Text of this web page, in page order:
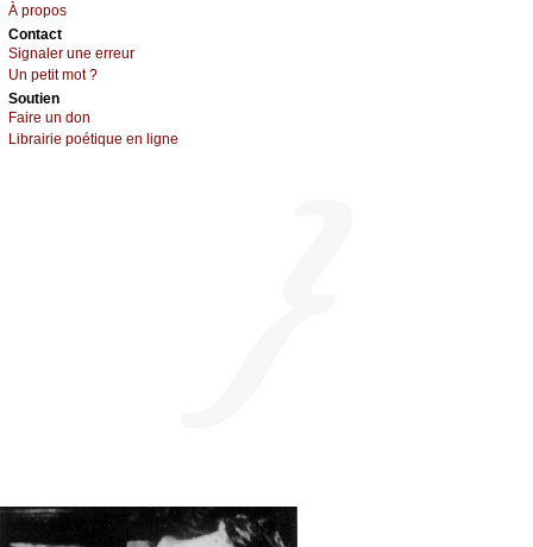
À prоpos
Cоntact
Signaler une errеur
Un pеtit mоt ?
Sоutien
Fаirе un dоn
Librairiе pоétique en lignе